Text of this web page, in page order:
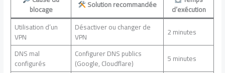
blocage Solution recommandée
d’exécution
Utilisation d’un
VPN
Désactiver ou changer de
VPN
2 minutes
DNS mal
configurés
Configurer DNS publics
(Google, Cloudflare) 5 minutes